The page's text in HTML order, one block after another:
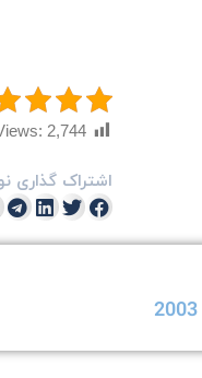
2,744
اشتراک گذاری